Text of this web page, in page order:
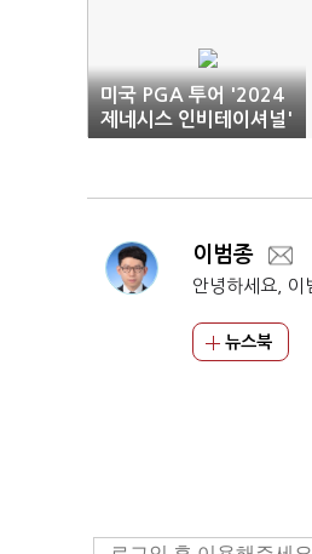
미국 PGA 투어 '2024
제네시스 인비테이셔널'
개막
이범종
안녕하세요, 이
뉴스북